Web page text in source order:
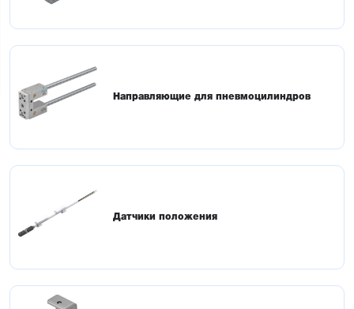
Направляющие для пневмоцилиндров
Датчики положения